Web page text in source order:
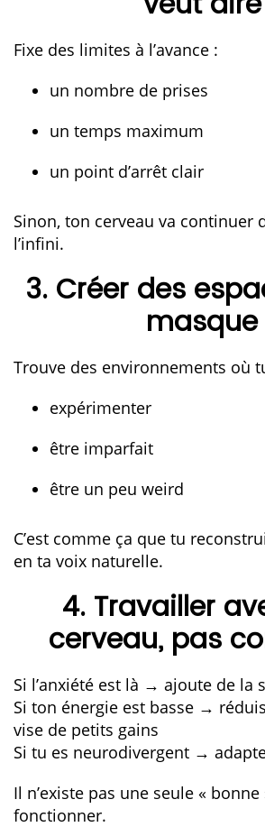
Fixe des limites à l’avance :
un nombre de prises
un temps maximum
un point d’arrêt clair
Sinon, ton cerveau va continuer
l’infini.
3. Créer des
masque
Trouve des environnements où
expérimenter
être imparfait
être un peu weird
C’est comme ça que tu
en ta voix naturelle.
4. Travailler
cerveau, pas
Si l’anxiété est là → ajoute de la
Si ton énergie est basse →
vise de petits gains
Si tu es neurodivergent →
Il n’existe pas une seule «
fonctionner.